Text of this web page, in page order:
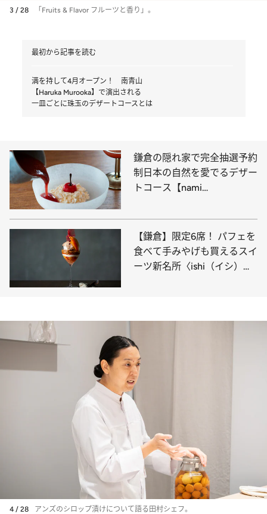
3 / 28 「Fruits & Flavor フルーツと香り」。
最初から記事を読む
満を持して4月オープン！ 南青山
【Haruka Murooka】で演出される
一皿ごとに珠玉のデザートコースとは
鎌倉の隠れ家で完全抽選予約
制日本の自然を愛でるデザー
トコース【nami
【鎌倉】限定6席！ パフェを
食べて手みやげも買えるスイ
ーツ新名所〈ishi（イシ）〉
4 / 28 アンズのシロップ漬けについて語る田村シェフ。